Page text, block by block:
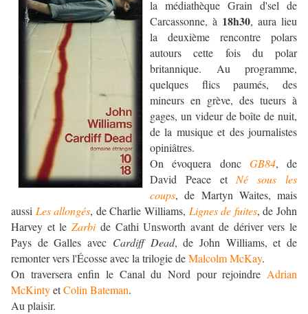
la médiathèque Grain d'sel de
Carcassonne, à 18h30, aura lieu
la deuxième rencontre polars
autours cette fois du polar
britannique. Au programme,
quelques flics paumés, des
mineurs en grève, des tueurs à
gages, un videur de boîte de nuit,
de la musique et des journalistes
opiniâtres.
On évoquera donc GB84, de
David Peace et Né sous les
coups, de Martyn Waites, mais
aussi Les allongés, de Charlie Williams, Lignes de fuites, de John
Harvey et leZarbide Cathi Unsworth avant de dériver vers le
Pays de Galles avec Cardiff Dead, de John Williams, et de
remonter vers l'Écosse avec la trilogie deMalcolm McKay.
On traversera enfin le Canal du Nord pour rejoindre Adrian
McKintyetColin Bateman.
Au plaisir.